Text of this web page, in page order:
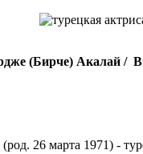
(Бирче) Акалай /
(род. 26 марта 1971) -